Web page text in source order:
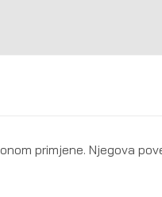
primjene. Njegova